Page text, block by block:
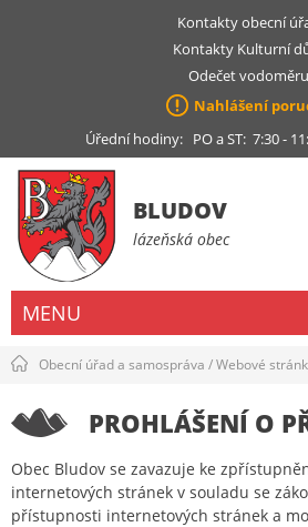
Kontakty obecní
Kontakty Kulturní
Odečet vodoměru
Nahlášení
Úřední hodiny: PO a ST: 7:30 -
BLUDOV
lázeňská obec
MENU
Obecní úřad a samospráva /Webové
PROHLÁŠENÍ O
Obec Bludov se zavazuje ke
internetových stránek v souladu se
přístupnosti internetových stránek a